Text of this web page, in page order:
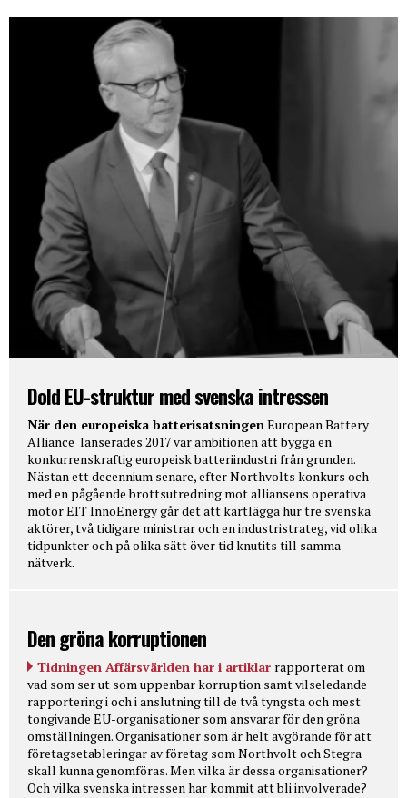
Dold EU-struktur med svenska intressen
När den europeiska batterisatsningenEuropean Battery
Alliance lanserades 2017 var ambitionen att bygga en
konkurrenskraftig europeisk batteriindustri från grunden.
Nästan ett decennium senare, efter Northvolts konkurs och
med en pågående brottsutredning mot alliansens operativa
motor EIT InnoEnergy går det att kartlägga hur tre svenska
aktörer, två tidigare ministrar och en industristrateg, vid olika
tidpunkter och på olika sätt över tid knutits till samma
nätverk.
Den gröna korruptionen
Tidningen Affärsvärlden har i artiklar rapporterat om
vad som ser ut som uppenbar korruption samt vilseledande
rapportering i och i anslutning till de två tyngsta och mest
tongivande EU-organisationer som ansvarar för den gröna
omställningen. Organisationer som är helt avgörande för att
företagsetableringar av företag som Northvolt och Stegra
skall kunna genomföras. Men vilka är dessa organisationer?
Och vilka svenska intressen har kommit att bli involverade?